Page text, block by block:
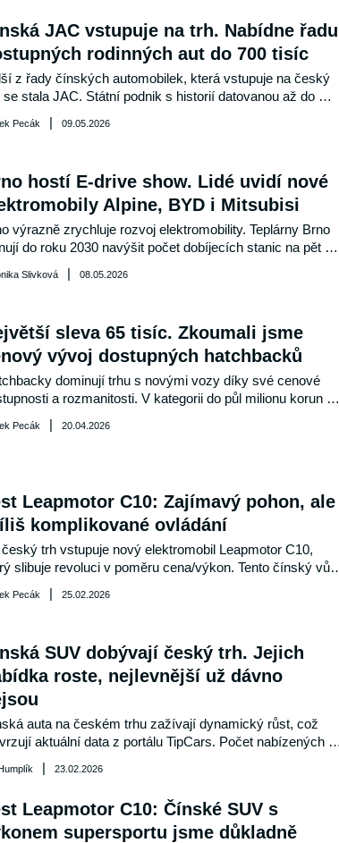
JAC vstupuje na trh. Nabídne řadu
rodinných aut do 700 tisíc
z řady čínských automobilek, která vstupuje na český
se stala JAC. Státní podnik s historií datovanou až do
1964 naráz začíná dovážet hned osm typů vozidel.
jednoho elektromobilu a jednoho užitkového vozu ve
Pecák | 09.05.2026
hostí E-drive show. Lidé uvidí nové
Alpine, BYD i Mitsubisi
výrazně zrychluje rozvoj elektromobility. Teplárny Brno
do roku 2030 navýšit počet dobíjecích stanic na pět set
vznikají nové nabíjecí huby i desítky dalších
bodů. Trend potvrzuje také výstava E-drive show v
českých premiér modelů Alpine A390 a Mitsubishi
Cross.
Slivková | 08.05.2026
sleva 65 tisíc. Zkoumali jsme
vývoj dostupných hatchbacků
dominují trhu s novými vozy díky své cenové
a rozmanitosti. V kategorii do půl milionu korun
široký výběr od miniaut po rodinné modely.
motory a asijská produkce jsou zde nejčastější
Pecák | 20.04.2026
Leapmotor C10: Zajímavý pohon, ale
komplikované ovládání
trh vstupuje nový elektromobil Leapmotor C10,
slibuje revoluci v poměru cena/výkon. Tento čínský vůz
nejen svým designem, ale především inovativní
jež kombinuje elektrický pohon s možností
Pecák | 25.02.2026
SUV dobývají český trh. Jejich
roste, nejlevnější už dávno
auta na českém trhu zažívají dynamický růst, což
aktuální data z portálu TipCars. Počet nabízených
z Číny se meziročně zvýšil o 41 %, přičemž dominují
modely a roste podíl hybridních a elektrických pohonů.
součástí českého automobilového trhu.
| 23.02.2026
Leapmotor C10: Čínské SUV s
supersportu jsme důkladně